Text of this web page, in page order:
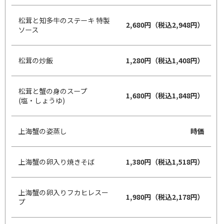
松茸と知多牛のステーキ 特製
ソース
2,680円（税込2,948円）
松茸の炒飯 1,280円（税込1,408円）
松茸と蟹の身のスープ
(塩・しょうゆ)
1,680円（税込1,848円）
上海蟹の姿蒸し 時価
上海蟹の卵入り焼きそば 1,380円（税込1,518円）
上海蟹の卵入りフカヒレスー
プ
1,980円（税込2,178円）